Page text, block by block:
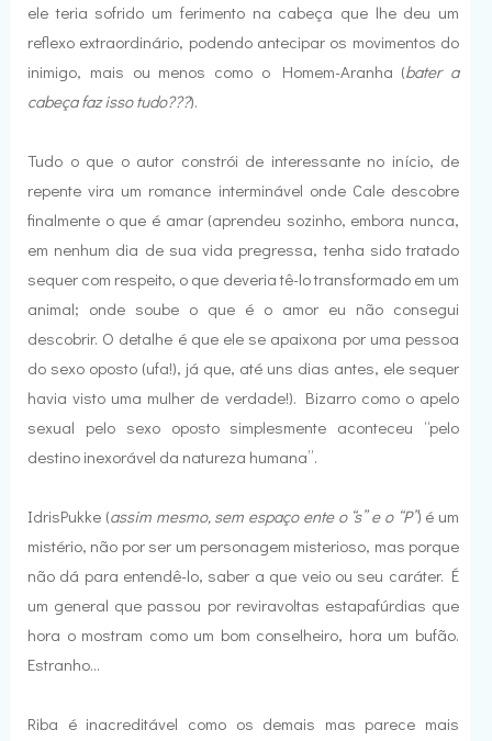
ele teria sofrido um ferimento na cabeça que lhe deu um
reflexo extraordinário, podendo antecipar os movimentos do
inimigo, mais ou menos como o Homem-Aranha (bater a
cabeça faz isso tudo???).
Tudo o que o autor constrói de interessante no início, de
repente vira um romance interminável onde Cale descobre
finalmente o que é amar (aprendeu sozinho, embora nunca,
em nenhum dia de sua vida pregressa, tenha sido tratado
sequer com respeito, o que deveria tê-lo transformado em um
animal; onde soube o que é o amor eu não consegui
descobrir. O detalhe é que ele se apaixona por uma pessoa
do sexo oposto (ufa!), já que, até uns dias antes, ele sequer
havia visto uma mulher de verdade!). Bizarro como o apelo
sexual pelo sexo oposto simplesmente aconteceu “pelo
destino inexorável da natureza humana”.
IdrisPukke (assim mesmo, sem espaço ente o “s” e o “P”) é um
mistério, não por ser um personagem misterioso, mas porque
não dá para entendê-lo, saber a que veio ou seu caráter. É
um general que passou por reviravoltas estapafúrdias que
hora o mostram como um bom conselheiro, hora um bufão.
Estranho...
Riba é inacreditável como os demais mas parece mais